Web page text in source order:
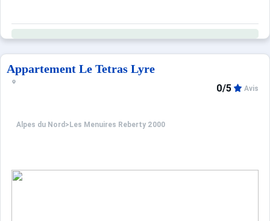
Appartement Le Tetras Lyre
Alpes du Nord > Les Menuires Reberty 2000
0/5 Avis